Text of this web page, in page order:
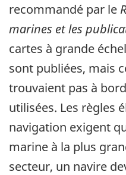
recommandé par le
marines et les
cartes à grande
sont publiées, mais
trouvaient pas à
utilisées. Les règles
navigation exigent
marine à la plus
secteur, un navire